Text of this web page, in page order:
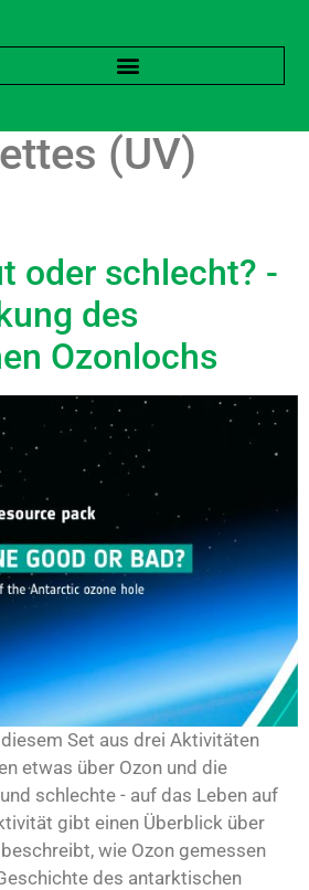
(UV)
oder schlecht? -
des
Ozonlochs
Set aus drei Aktivitäten
etwas über Ozon und die
schlechte - auf das Leben auf
gibt einen Überblick über
wie Ozon gemessen
des antarktischen